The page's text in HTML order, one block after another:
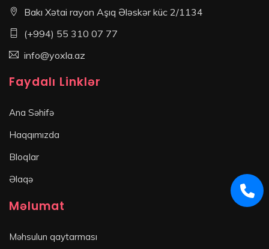
Bakı Xətai rayon Aşıq Ələskər küc 2/1134
(+994) 55 310 07 77
info@yoxla.az
Faydalı Linklər
Ana Səhifə
Haqqımızda
Bloqlar
Əlaqə
Məlumat
Məhsulun qaytarması